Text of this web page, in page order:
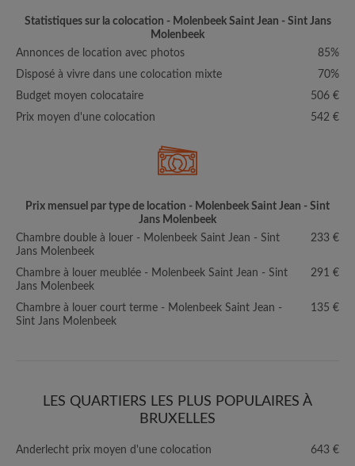
Statistiques sur la colocation - Molenbeek Saint Jean - Sint Jans
Molenbeek
Annonces de location avec photos
85%
Disposé à vivre dans une colocation mixte
70%
Budget moyen colocataire
506 €
Prix moyen d'une colocation
542 €
Prix mensuel par type de location - Molenbeek Saint Jean - Sint
Jans Molenbeek
Chambre double à louer - Molenbeek Saint Jean - Sint
Jans Molenbeek
233 €
Chambre à louer meublée - Molenbeek Saint Jean - Sint
Jans Molenbeek
291 €
Chambre à louer court terme - Molenbeek Saint Jean -
Sint Jans Molenbeek
135 €
LES QUARTIERS LES PLUS POPULAIRES À
BRUXELLES
Anderlecht prix moyen d'une colocation 643 €